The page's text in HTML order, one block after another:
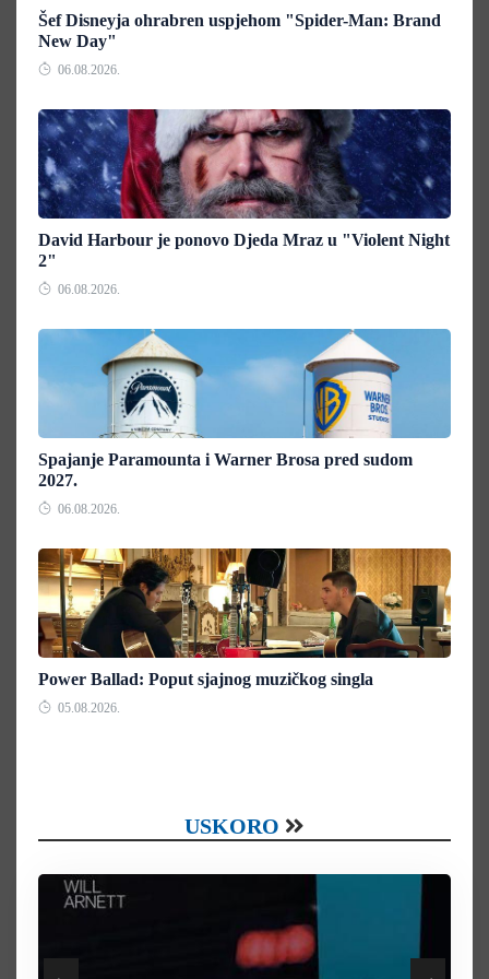
Šef Disneyja ohrabren uspjehom "Spider-Man: Brand
New Day"
06.08.2026.
David Harbour je ponovo Djeda Mraz u "Violent Night
2"
06.08.2026.
Spajanje Paramounta i Warner Brosa pred sudom
2027.
06.08.2026.
Power Ballad: Poput sjajnog muzičkog singla
05.08.2026.
USKORO